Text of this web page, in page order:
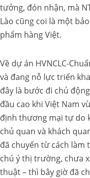
tưởng, đón nhận, mà
Lào cũng coi là một
phẩm hàng Việt.
Về dự án HVNCLC-
và đang nỗ lực triển
đây là bước đi chủ
đầu cao khi Việt Nam
định thương mại tự do
chủ quan và khách
đã chuyển từ cách làm
chú ý thị trường, chưa
thuật – thì bây giờ đã